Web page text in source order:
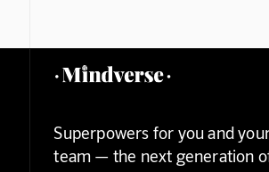
Superpowers for you and
team — the next generation